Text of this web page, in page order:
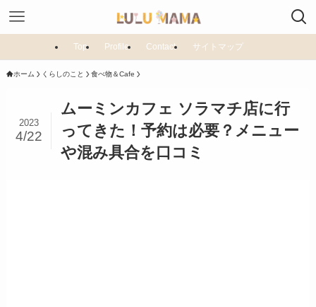
Top Profile Contact サイトマップ
ホーム くらしのこと 食べ物＆Cafe
ムーミンカフェ ソラマチ店に行
ってきた！予約は必要？メニュー
や混み具合を口コミ
2023
4/22